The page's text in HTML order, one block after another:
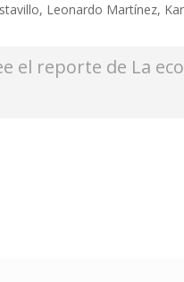
Leonardo Martínez,
el reporte de La